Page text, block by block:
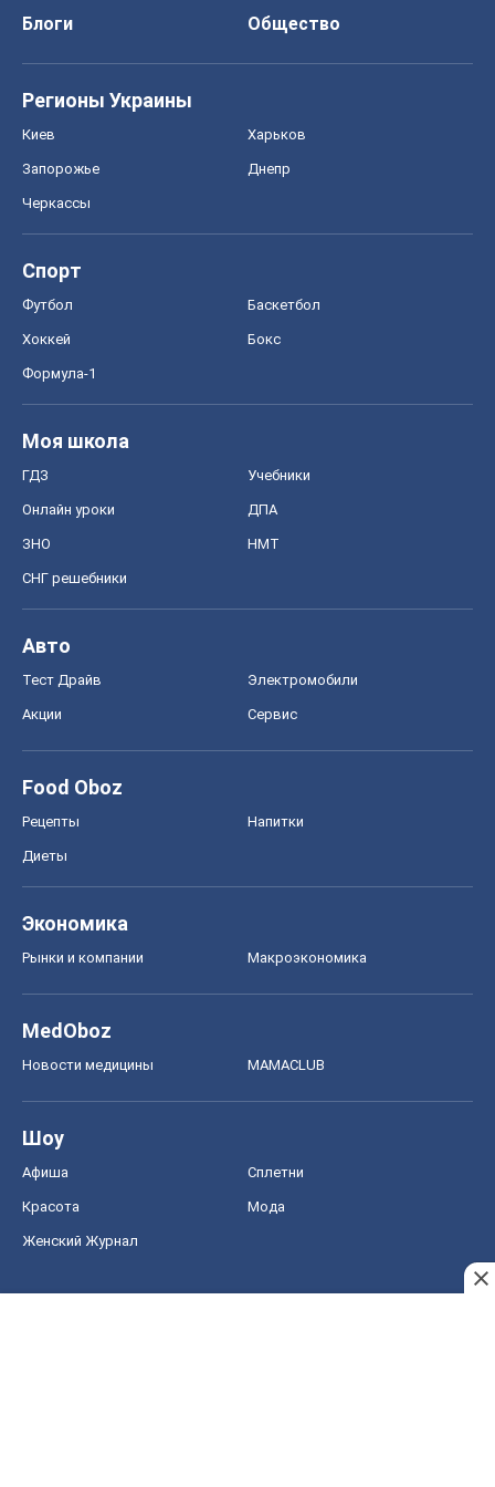
Блоги Общество
Регионы Украины
Киев Харьков
Запорожье Днепр
Черкассы
Спорт
Футбол Баскетбол
Хоккей Бокс
Формула-1
Моя школа
ГДЗ Учебники
Онлайн уроки ДПА
ЗНО НМТ
СНГ решебники
Авто
Тест Драйв Электромобили
Акции Сервис
Food Oboz
Рецепты Напитки
Диеты
Экономика
Рынки и компании Mакроэкономика
MedOboz
Новости медицины MAMACLUB
Шоу
Афиша Сплетни
Красота Мода
Женский Журнал